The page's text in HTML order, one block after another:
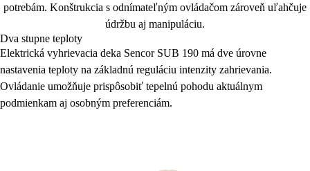
potrebám. Konštrukcia s odnímateľným ovládačom zároveň uľahčuje
údržbu aj manipuláciu.
Dva stupne teploty
Elektrická vyhrievacia deka Sencor SUB 190 má dve úrovne
nastavenia teploty na základnú reguláciu intenzity zahrievania.
Ovládanie umožňuje prispôsobiť tepelnú pohodu aktuálnym
podmienkam aj osobným preferenciám.